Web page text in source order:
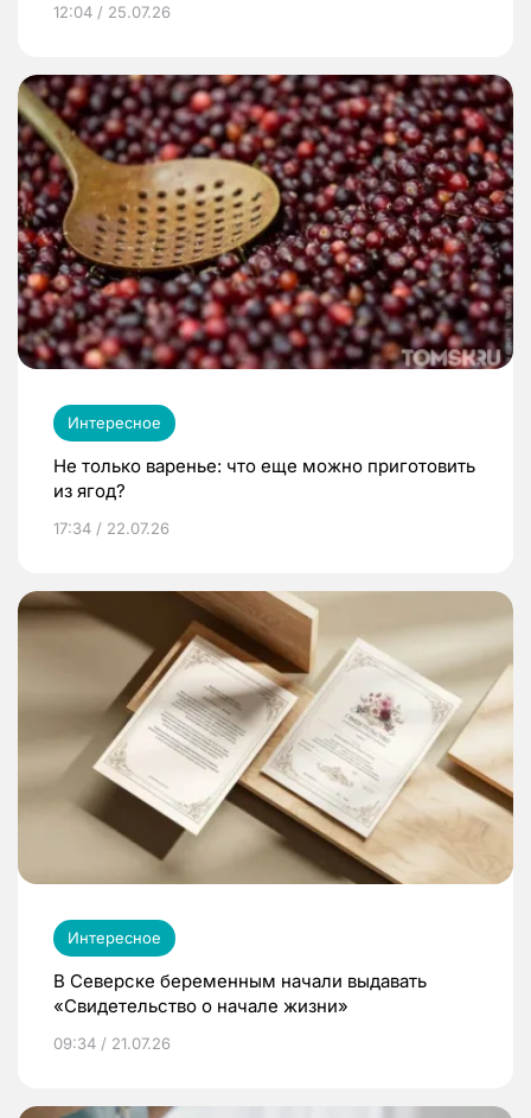
12:04 / 25.07.26
Интересное
Не только варенье: что еще можно приготовить
из ягод?
17:34 / 22.07.26
Интересное
В Северске беременным начали выдавать
«Свидетельство о начале жизни»
09:34 / 21.07.26